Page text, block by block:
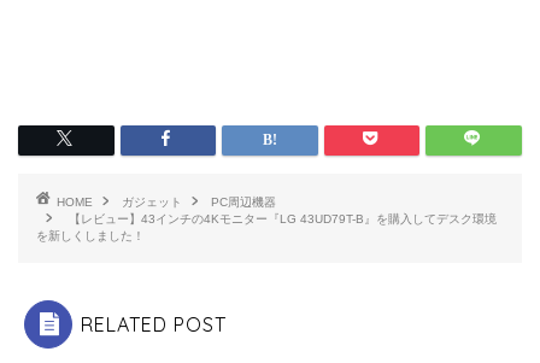
HOME ガジェット
PC周辺機器
【レビュー】43インチの4Kモニター『LG 43UD79T-B』を購入してデスク環境
を新しくしました！
RELATED POST